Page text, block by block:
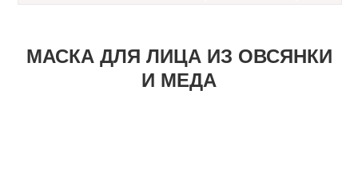
МАСКА ДЛЯ ЛИЦА ИЗ ОВСЯНКИ
И МЕДА